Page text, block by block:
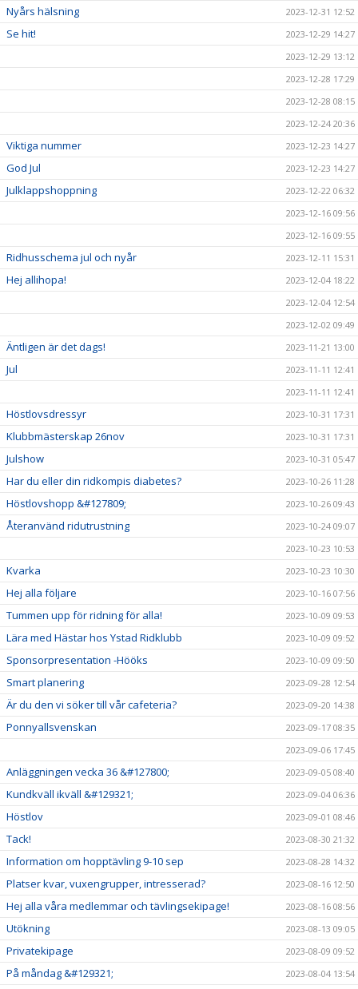
Nyårs hälsning 2023-12-31 12:52
Se hit!
2023-12-29 14:27
2023-12-29 13:12
2023-12-28 17:29
2023-12-28 08:15
2023-12-24 20:36
Viktiga nummer 2023-12-23 14:27
God Jul 2023-12-23 14:27
Julklappshoppning
2023-12-22 06:32
2023-12-16 09:56
2023-12-16 09:55
Ridhusschema jul och nyår 2023-12-11 15:31
Hej allihopa!
2023-12-04 18:22
2023-12-04 12:54
2023-12-02 09:49
Äntligen är det dags! 2023-11-21 13:00
Jul
2023-11-11 12:41
2023-11-11 12:41
Höstlovsdressyr 2023-10-31 17:31
Klubbmästerskap 26nov 2023-10-31 17:31
Julshow 2023-10-31 05:47
Har du eller din ridkompis diabetes? 2023-10-26 11:28
Höstlovshopp &#127809; 2023-10-26 09:43
Återanvänd ridutrustning
2023-10-24 09:07
2023-10-23 10:53
Kvarka 2023-10-23 10:30
Hej alla följare 2023-10-16 07:56
Tummen upp för ridning för alla! 2023-10-09 09:53
Lära med Hästar hos Ystad Ridklubb 2023-10-09 09:52
Sponsorpresentation -Hööks 2023-10-09 09:50
Smart planering 2023-09-28 12:54
Är du den vi söker till vår cafeteria? 2023-09-20 14:38
Ponnyallsvenskan
2023-09-17 08:35
2023-09-06 17:45
Anläggningen vecka 36 &#127800; 2023-09-05 08:40
Kundkväll ikväll &#129321; 2023-09-04 06:36
Höstlov 2023-09-01 08:46
Tack! 2023-08-30 21:32
Information om hopptävling 9-10 sep 2023-08-28 14:32
Platser kvar, vuxengrupper, intresserad? 2023-08-16 12:50
Hej alla våra medlemmar och tävlingsekipage! 2023-08-16 08:56
Utökning 2023-08-13 09:05
Privatekipage 2023-08-09 09:52
På måndag &#129321; 2023-08-04 13:54